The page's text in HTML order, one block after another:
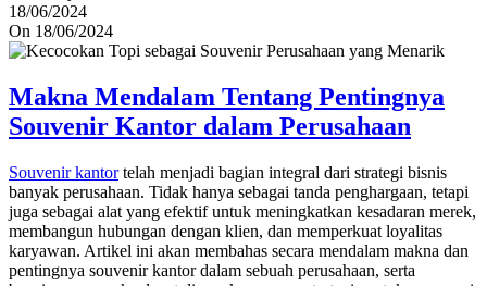
18/06/2024
On 18/06/2024
Makna Mendalam Tentang Pentingnya
Souvenir Kantor dalam Perusahaan
Souvenir kantortelah menjadi bagian integral dari strategi bisnis
banyak perusahaan. Tidak hanya sebagai tanda penghargaan, tetapi
juga sebagai alat yang efektif untuk meningkatkan kesadaran merek,
membangun hubungan dengan klien, dan memperkuat loyalitas
karyawan. Artikel ini akan membahas secara mendalam makna dan
pentingnya souvenir kantor dalam sebuah perusahaan, serta